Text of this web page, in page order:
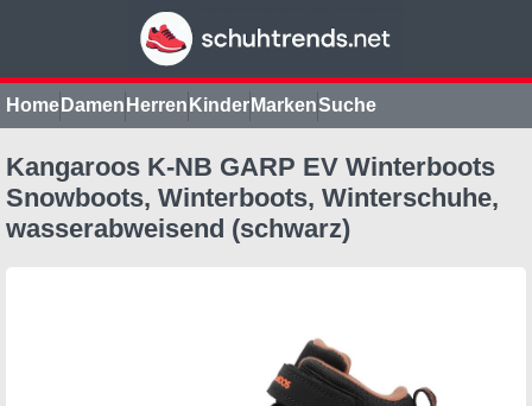
Home Damen Herren Kinder MarkenSuche
Kangaroos K-NB GARP EV Winterboots
Snowboots, Winterboots, Winterschuhe,
wasserabweisend (schwarz)